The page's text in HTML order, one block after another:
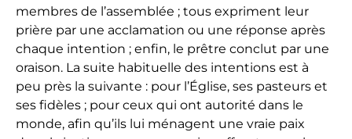
membres de l’assemblée ; tous expriment leur
prière par une acclamation ou une réponse après
chaque intention ; enfin, le prêtre conclut par une
oraison. La suite habituelle des inten­tions est à
peu près la suivante : pour l’Église, ses pasteurs et
ses fidèles ; pour ceux qui ont autorité dans le
monde, afin qu’ils lui ménagent une vraie paix